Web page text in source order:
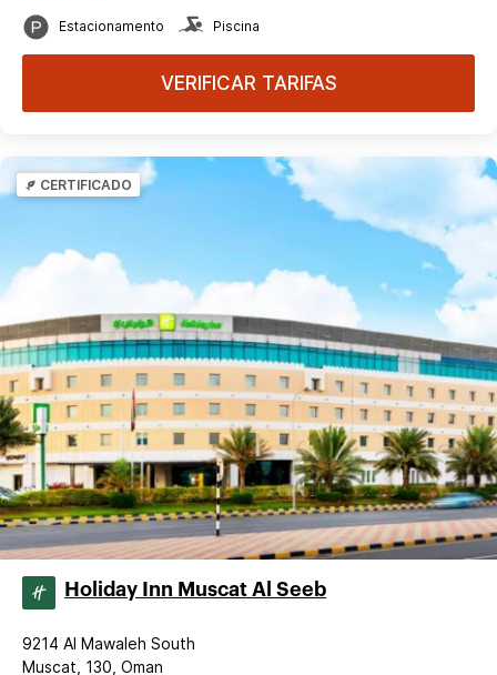
Estacionamento Piscina
VERIFICAR TARIFAS
CERTIFICADO
Holiday Inn Muscat Al Seeb
9214 Al Mawaleh South
Muscat, 130, Oman